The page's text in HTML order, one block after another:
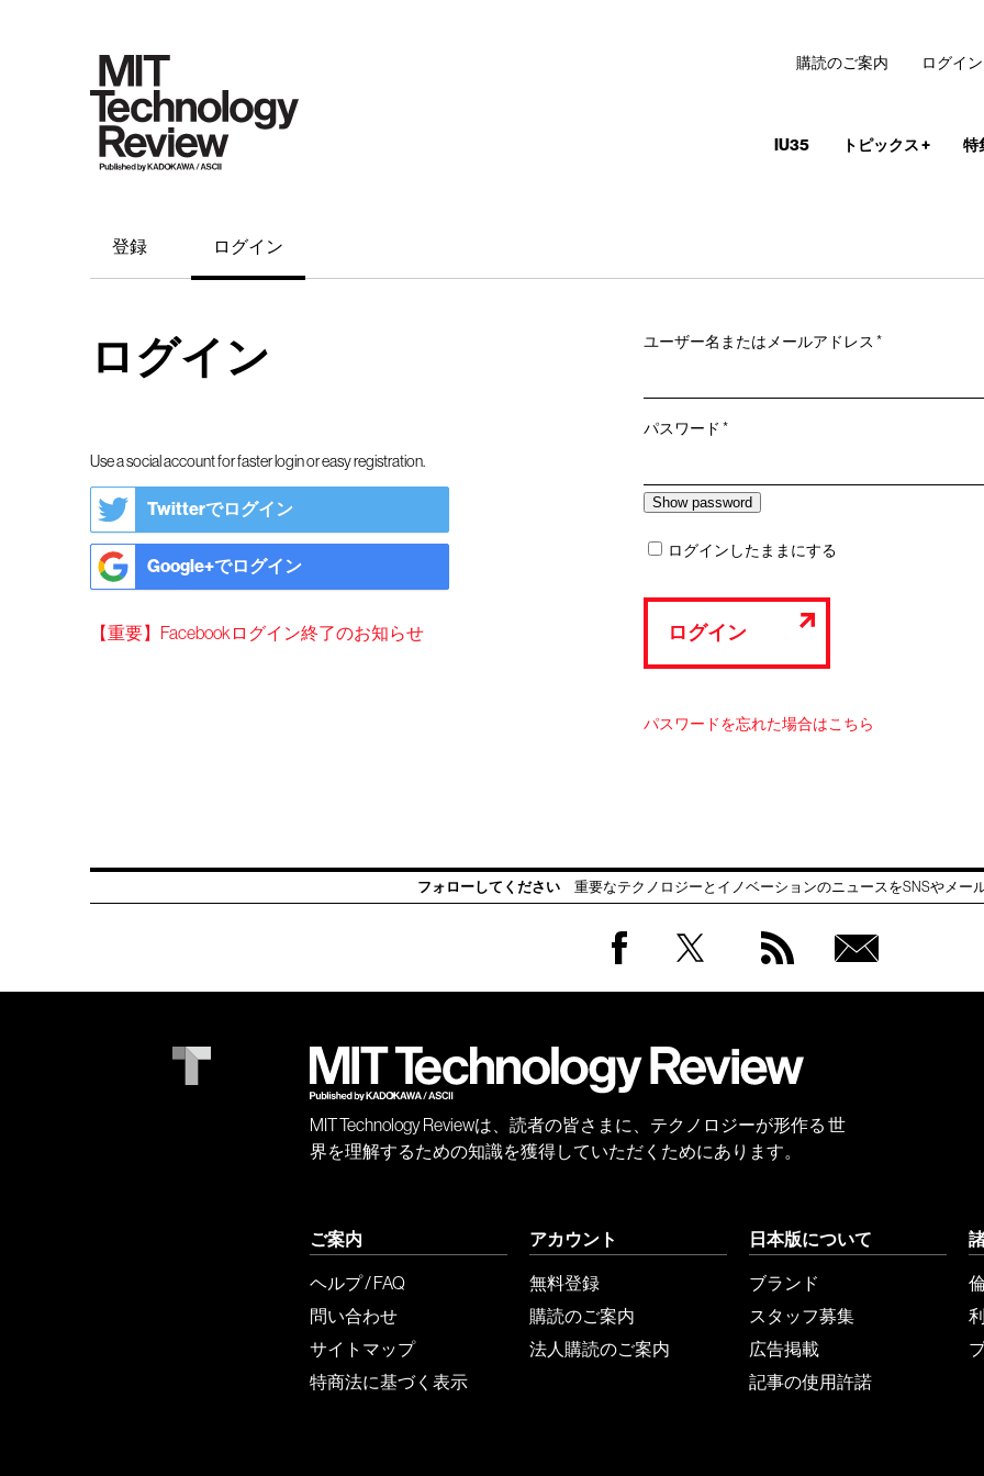
IU35 トピックス+ 特
購読のご案内 ログイン
登録 ログイン
ログイン
Use a social account for faster login or easy registration.
Twitterでログイン
Google+でログイン
【重要】Facebookログイン終了のお知らせ
ユーザー名またはメールアドレス*必
パスワード*必
ログインしたままにする
ログイン
パスワードを忘れた場合はこちら
フォローしてください 重要なテクノロジーとイノベーションのニュースをSNSやメー
会員
MIT Technology Reviewは、読者の皆さまに、テクノロジーが形作る 世
界を理解するための知識を獲得していただくためにあります。
ご案内
ヘルプ / FAQ
問い合わせ
サイトマップ
特商法に基づく表示
アカウント
無料登録
購読のご案内
法人購読のご案内
日本版について
ブランド
スタッフ募集
広告掲載
記事の使用許諾